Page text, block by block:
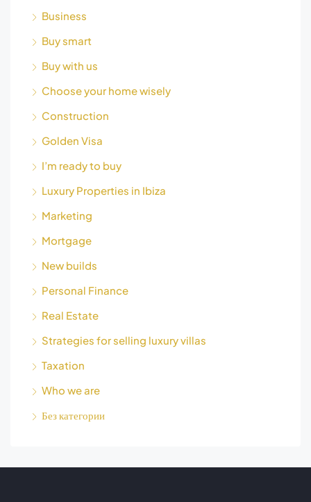
Business
Buy smart
Buy with us
Choose your home wisely
Construction
Golden Visa
I’m ready to buy
Luxury Properties in Ibiza
Marketing
Mortgage
New builds
Personal Finance
Real Estate
Strategies for selling luxury villas
Taxation
Who we are
Без категории